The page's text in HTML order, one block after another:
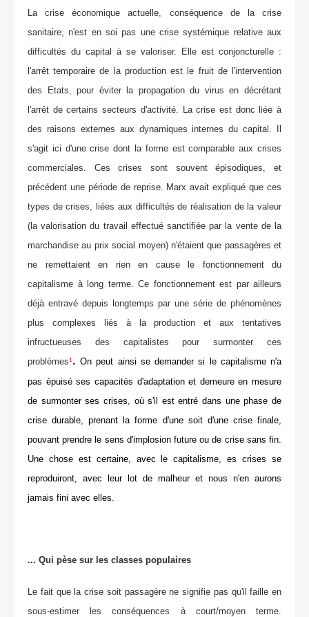
La crise économique actuelle, conséquence de la crise
sanitaire, n'est en soi pas une crise systémique relative aux
difficultés du capital à se valoriser. Elle est conjoncturelle :
l'arrêt temporaire de la production est le fruit de l'intervention
des Etats, pour éviter la propagation du virus en décrétant
l'arrêt de certains secteurs d'activité. La crise est donc liée à
des raisons externes aux dynamiques internes du capital. Il
s'agit ici d'une crise dont la forme est comparable aux crises
commerciales. Ces crises sont souvent épisodiques, et
précédent une période de reprise. Marx avait expliqué que ces
types de crises, liées aux difficultés de réalisation de la valeur
(la valorisation du travail effectué sanctifiée par la vente de la
marchandise au prix social moyen) n'étaient que passagères et
ne remettaient en rien en cause le fonctionnement du
capitalisme à long terme. Ce fonctionnement est par ailleurs
déjà entravé depuis longtemps par une série de phénomènes
plus complexes liés à la production et aux tentatives
infructueuses des capitalistes pour surmonter ces
problèmes1 .On peut ainsi se demander si le capitalisme n'a
pas épuisé ses capacités d'adaptation et demeure en mesure
de surmonter ses crises, où s'il est entré dans une phase de
crise durable, prenant la forme d'une soit d'une crise finale,
pouvant prendre le sens d'implosion future ou de crise sans fin.
Une chose est certaine, avec le capitalisme, es crises se
reproduiront, avec leur lot de malheur et nous n'en aurons
jamais fini avec elles.
... Qui pèse sur les classes populaires
Le fait que la crise soit passagère ne signifie pas qu'il faille en
sous-estimer les conséquences à court/moyen terme.